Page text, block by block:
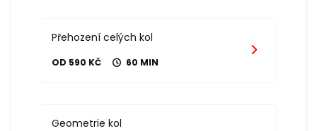
Přehození celých kol
OD 590 KČ 60 MIN
Geometrie kol